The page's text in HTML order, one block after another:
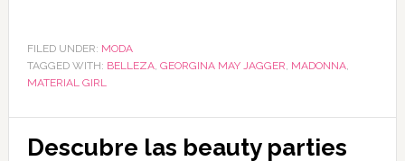
FILED UNDER: MODA
TAGGED WITH: BELLEZA, GEORGINA MAY JAGGER, MADONNA,
MATERIAL GIRL
Descubre las beauty parties